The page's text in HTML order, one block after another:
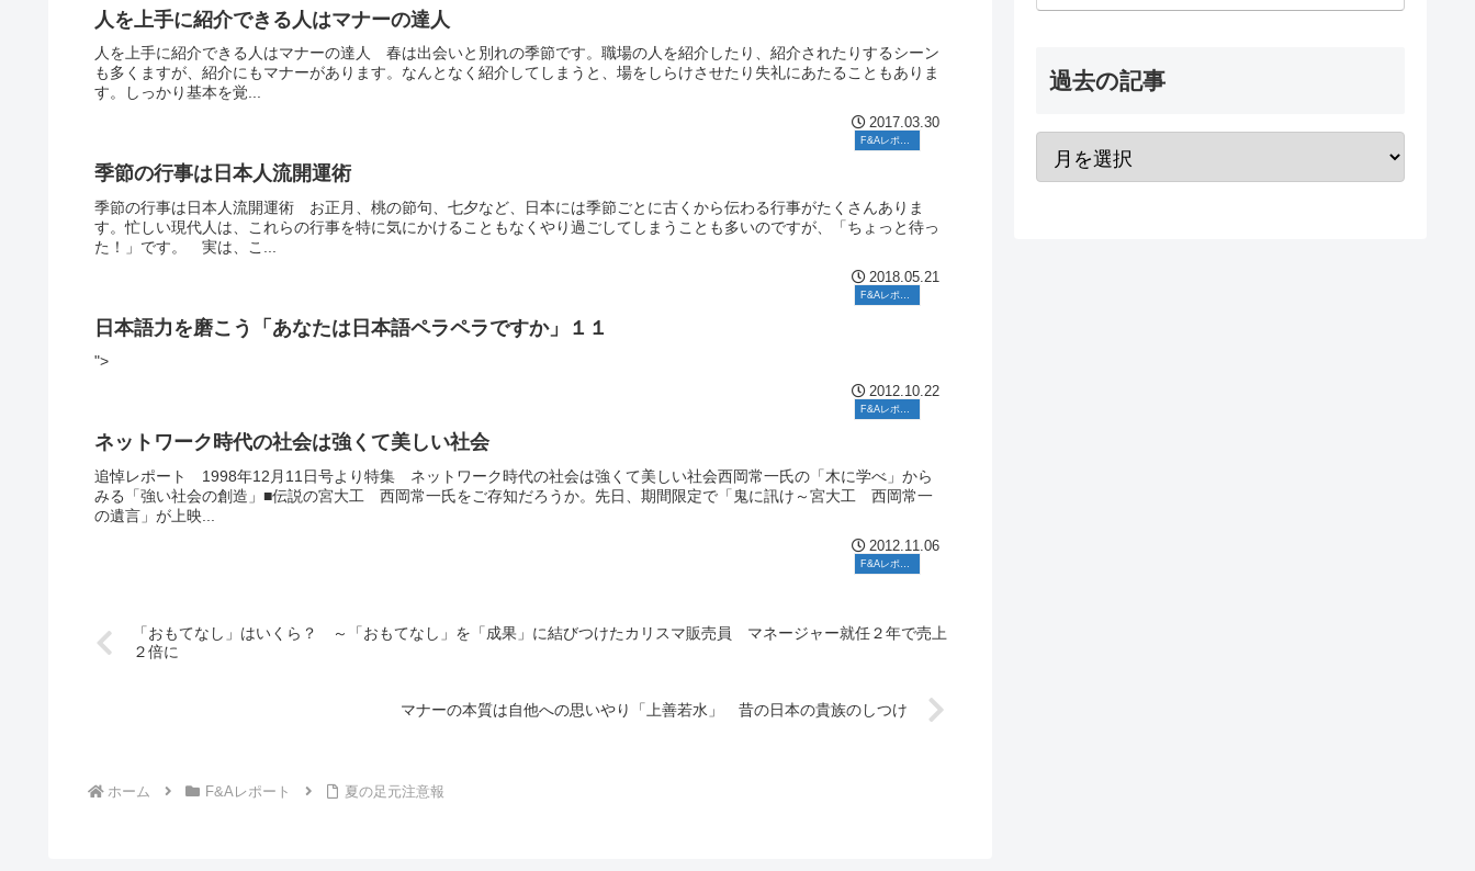
人を上手に紹介できる人はマナーの達人
人を上手に紹介できる人はマナーの達人 春は出会いと別れの季節です。職場の人を紹介したり、紹介されたりするシーン
も多くますが、紹介にもマナーがあります。なんとなく紹介してしまうと、場をしらけさせたり失礼にあたることもありま
す。しっかり基本を覚...
2017.03.30
F&Aレポート
季節の行事は日本人流開運術
季節の行事は日本人流開運術 お正月、桃の節句、七夕など、日本には季節ごとに古くから伝わる行事がたくさんありま
す。忙しい現代人は、これらの行事を特に気にかけることもなくやり過ごしてしまうことも多いのですが、「ちょっと待っ
た！」です。 実は、こ...
2018.05.21
日本語力を磨こう「あなたは日本語ペラペラですか」１１
">
2012.10.22
F&Aレポート
ネットワーク時代の社会は強くて美しい社会
追悼レポート 1998年12月11日号より特集 ネットワーク時代の社会は強くて美しい社会西岡常一氏の「木に学べ」から
みる「強い社会の創造」■伝説の宮大工 西岡常一氏をご存知だろうか。先日、期間限定で「鬼に訊け～宮大工 西岡常一
の遺言」が上映...
2012.11.06
「おもてなし」はいくら？ ～「おもてなし」を「成果」に結びつけたカリスマ販売員 マネージャー就任２年で売上
２倍に
マナーの本質は自他への思いやり「上善若水」 昔の日本の貴族のしつけ
ホーム F&Aレポート 夏の足元注意報
過去の記事